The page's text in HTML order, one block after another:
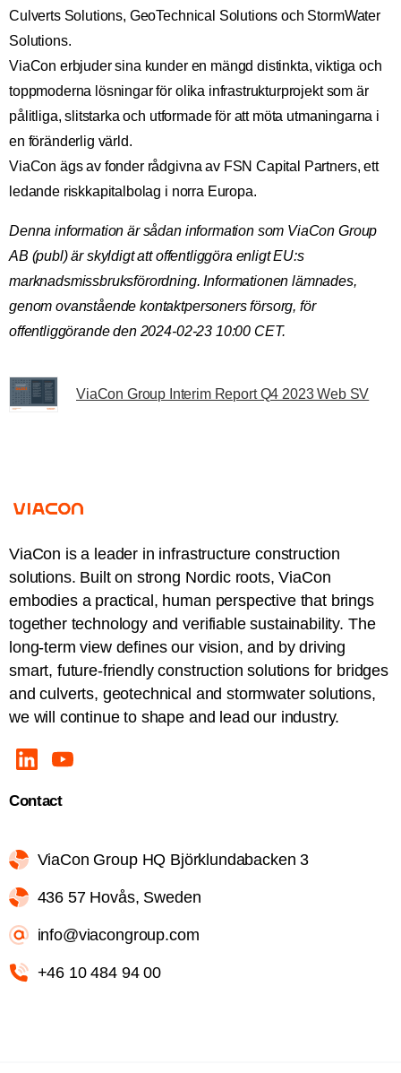
Culverts Solutions, GeoTechnical Solutions och StormWater
Solutions.
ViaCon erbjuder sina kunder en mängd distinkta, viktiga och
toppmoderna lösningar för olika infrastrukturprojekt som är
pålitliga, slitstarka och utformade för att möta utmaningarna i
en föränderlig värld.
ViaCon ägs av fonder rådgivna av FSN Capital Partners, ett
ledande riskkapitalbolag i norra Europa.
Denna information är sådan information som ViaCon Group
AB (publ) är skyldigt att offentliggöra enligt EU:s
marknadsmissbruksförordning. Informationen lämnades,
genom ovanstående kontaktpersoners försorg, för
offentliggörande den 2024-02-23 10:00 CET.
ViaCon Group Interim Report Q4 2023 Web SV
ViaCon is a leader in infrastructure construction
solutions. Built on strong Nordic roots, ViaCon
embodies a practical, human perspective that brings
together technology and verifiable sustainability. The
long-term view defines our vision, and by driving
smart, future-friendly construction solutions for bridges
and culverts, geotechnical and stormwater solutions,
we will continue to shape and lead our industry.
Contact
ViaCon Group HQ Björklundabacken 3
436 57 Hovås, Sweden
info@viacongroup.com
+46 10 484 94 00